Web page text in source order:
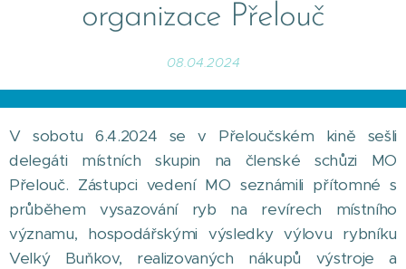
organizace Přelouč
08.04.2024
V sobotu 6.4.2024 se v Přeloučském kině sešli
delegáti místních skupin na členské schůzi MO
Přelouč. Zástupci vedení MO seznámili přítomné s
průběhem vysazování ryb na revírech místního
významu, hospodářskými výsledky výlovu rybníku
Velký Buňkov, realizovaných nákupů výstroje a